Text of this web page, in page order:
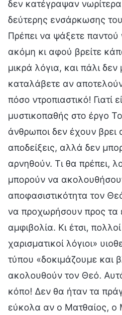
δεν κατέγραψαν
δεύτερης ενσάρκωσης
Πρέπει να ψάξετε παντού
ακόμη κι αφού βρείτε
μικρά λόγια, και πάλι δεν
καταλάβετε αν
πόσο ντροπιαστικό! Γιατί
μυστικοπαθής στο έργο
άνθρωποι δεν έχουν βρει
αποδείξεις, αλλά δεν
αρνηθούν. Τι θα πρέπει,
μπορούν να
αποφασιστικότητα τον
να προχωρήσουν προς τα
αμφιβολία. Κι έτσι,
χαρισματικοί λόγιοι»
τύπου «δοκιμάζουμε και
ακολουθούν τον Θεό.
κόπο! Δεν θα ήταν τα
εύκολα αν ο Ματθαίος,